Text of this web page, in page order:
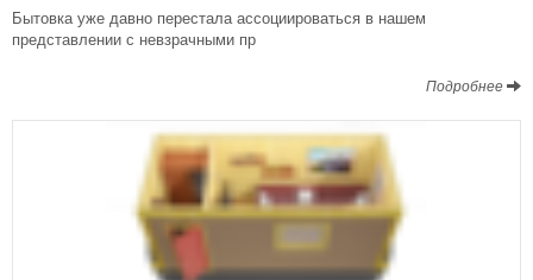
Бытовка уже давно перестала ассоциироваться в нашем
представлении с невзрачными пр
Подробнее